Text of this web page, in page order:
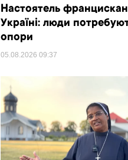
Настоятель
Україні: люди
опори
05.08.2026 09:37